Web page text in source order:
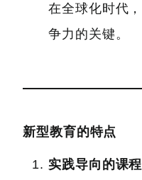
在全球化时代
争力的关键。
新型教育的特点
实践导向的课